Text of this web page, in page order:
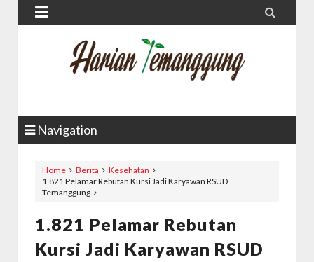
 
Navigation
Home Berita
Kesehatan
1.821 Pelamar Rebutan Kursi Jadi Karyawan RSUD
Temanggung
1.821 Pelamar Rebutan
Kursi Jadi Karyawan RSUD